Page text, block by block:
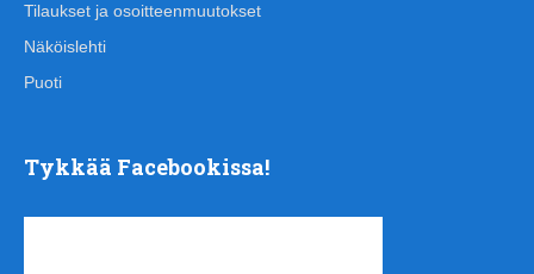
Tilaukset ja osoitteenmuutokset
Näköislehti
Puoti
Tykkää Facebookissa!